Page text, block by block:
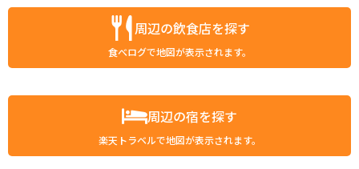
周辺の飲食店を探す
食べログで地図が表示されます。
周辺の宿を探す
楽天トラベルで地図が表示されます。